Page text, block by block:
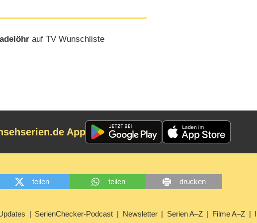
auf TV Wunschliste
App
teilen teilen drucken
SerienChecker-Podcast Newsletter Serien A–Z Filme A–Z